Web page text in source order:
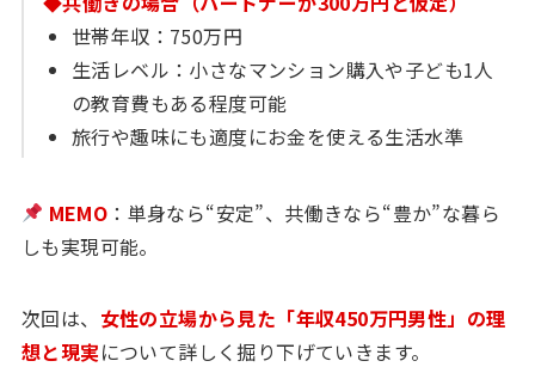
世帯年収：750万円
生活レベル：小さなマンション購入や子ども1人
の教育費もある程度可能
旅行や趣味にも適度にお金を使える生活水準
MEMO ：単身なら“安定”、共働きなら“豊か”な暮ら
しも実現可能。
次回は、 女性の立場から見た「年収450万円男性」の理
想と現実について詳しく掘り下げていきます。